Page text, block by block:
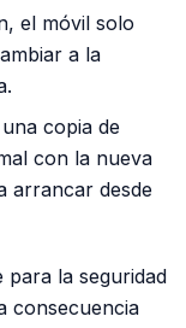
el móvil solo
a la
copia de
con la nueva
arrancar desde
para la seguridad
consecuencia